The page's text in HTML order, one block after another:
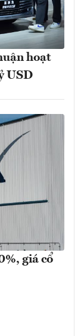
hoạt
USD
giá cổ